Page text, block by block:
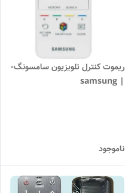
ریموت کنترل تلویزیون سامسونگ-
| samsung
ناموجود